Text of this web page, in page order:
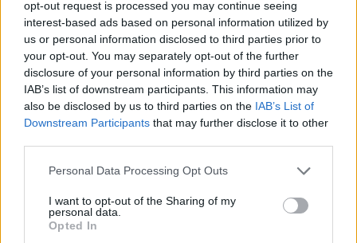
opt-out request is processed you may continue seeing
interest-based ads based on personal information utilized by
us or personal information disclosed to third parties prior to
your opt-out. You may separately opt-out of the further
disclosure of your personal information by third parties on the
IAB’s list of downstream participants. This information may
also be disclosed by us to third parties on the IAB’s List of
Downstream Participants that may further disclose it to other
Please note that this website/app uses one or more Google
not limited to your visit or usage behaviour. You may click to
grant or deny consent to Google and its third-party tags to
use your data for below specified purposes in below Google
Personal Data Processing Opt Outs
I want to opt-out of the Sharing of my
personal data.
Opted In
Farkas András
Ön szerint hogy készül a hamisítatlan szolnoki
habos isler?
Igazi retró klasszikus desszert, amelyet generációk óta
szeretnek, és amelyet sokan ma is próbálnak otthon
újraalkotni....